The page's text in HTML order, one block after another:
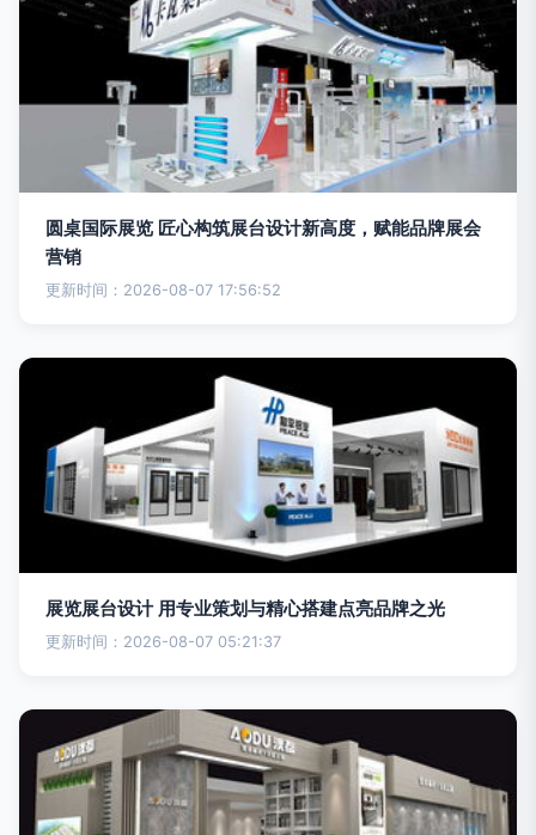
圆桌国际展览 匠心构筑展台设计新高度，赋能品牌展会
营销
更新时间：2026-08-07 17:56:52
展览展台设计 用专业策划与精心搭建点亮品牌之光
更新时间：2026-08-07 05:21:37